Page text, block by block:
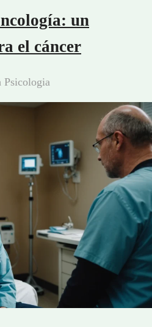
un
el cáncer
Psicologia